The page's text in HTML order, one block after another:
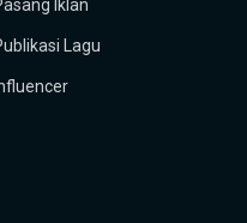
Iklan
Lagu